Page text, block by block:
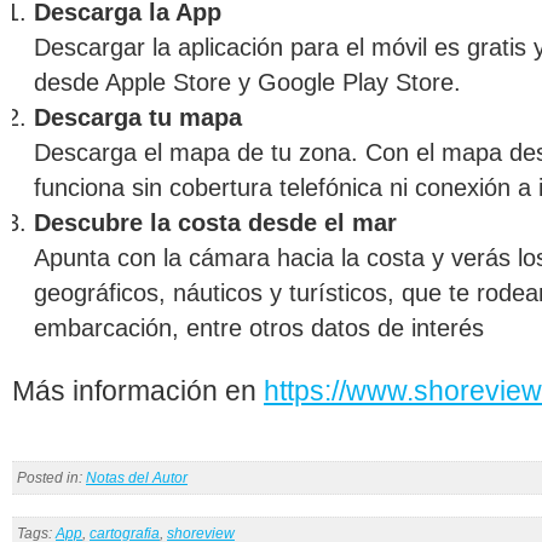
Descarga la App
Descargar la aplicación para el móvil es gratis
desde Apple Store y Google Play Store.
Descarga tu mapa
Descarga el mapa de tu zona. Con el mapa
funciona sin cobertura telefónica ni conexión a
Descubre la costa desde el mar
Apunta con la cámara hacia la costa y verás
geográficos, náuticos y turísticos, que te
embarcación, entre otros datos de interés
Más información en https://
Posted in: Notas del Autor
Tags: App cartografia shoreview